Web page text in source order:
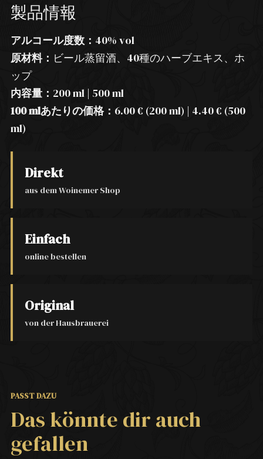
製品情報
アルコール度数： 40% vol
原材料： ビール蒸留酒、40種のハーブエキス、ホ
ップ
内容量： 200 ml | 500 ml
100 mlあたりの価格： 6.00 € (200 ml) | 4.40 € (500
ml)
Direkt
aus dem Woinemer Shop
Einfach
online bestellen
Original
von der Hausbrauerei
PASST DAZU
Das könnte dir auch
gefallen